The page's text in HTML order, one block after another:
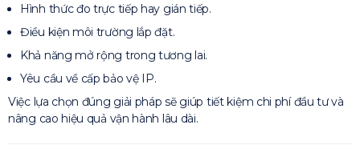
Hình thức đo trực tiếp hay gián tiếp.
Điều kiện môi trường lắp đặt.
Khả năng mở rộng trong tương lai.
Yêu cầu về cấp bảo vệ IP.
Việc lựa chọn đúng giải pháp sẽ giúp tiết kiệm chi phí đầu tư và
nâng cao hiệu quả vận hành lâu dài.